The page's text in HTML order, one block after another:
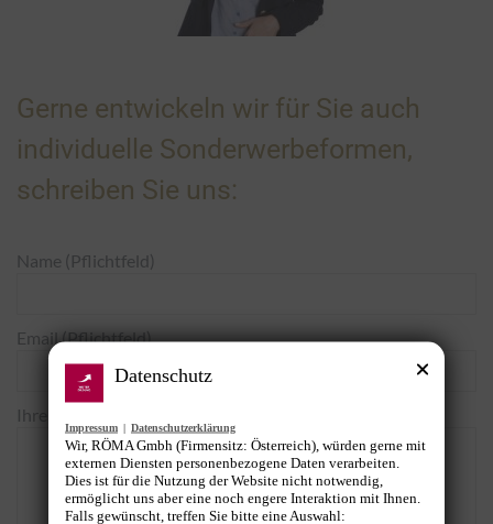
Gerne entwickeln wir für Sie auch
individuelle Sonderwerbeformen,
schreiben Sie uns:
Name (Pflichtfeld)
Email (Pflichtfeld)
Ihre Nachricht
Datenschutz
Impressum | Datenschutzerklärung
Wir, RÖMA Gmbh (Firmensitz: Österreich), würden gerne mit
externen Diensten personenbezogene Daten verarbeiten.
Dies ist für die Nutzung der Website nicht notwendig,
ermöglicht uns aber eine noch engere Interaktion mit Ihnen.
Falls gewünscht, treffen Sie bitte eine Auswahl: